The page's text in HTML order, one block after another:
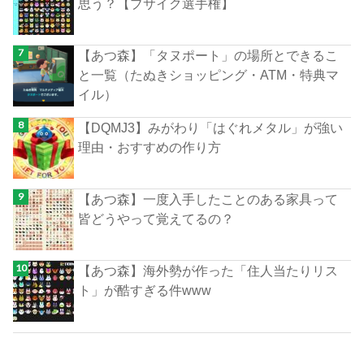
思う？【ブサイク選手権】
【あつ森】「タヌポート」の場所とできるこ
と一覧（たぬきショッピング・ATM・特典マ
イル）
【DQMJ3】みがわり「はぐれメタル」が強い
理由・おすすめの作り方
【あつ森】一度入手したことのある家具って
皆どうやって覚えてるの？
【あつ森】海外勢が作った「住人当たりリス
ト」が酷すぎる件www